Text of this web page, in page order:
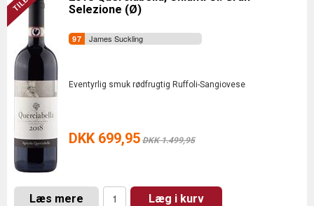
Selezione (Ø)
James Suckling
Eventyrlig smuk rødfrugtig Ruffoli-Sangiovese
DKK 699,95 DKK 1.499,95
Læs mere Læg i kurv